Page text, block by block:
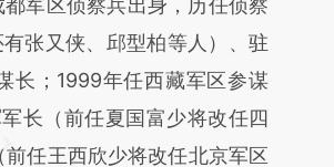
军区侦察兵出身，历任侦察
张又侠、邱型柏等人）、驻
长；1999年任西藏军区参谋
长（前任夏国富少将改任四
任王西欣少将改任北京军区